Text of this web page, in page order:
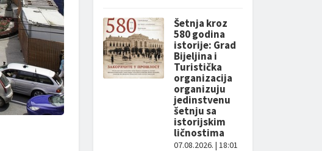
Šetnja kroz
580 godina
istorije: Grad
Bijeljina i
Turistička
organizacija
organizuju
jedinstvenu
šetnju sa
istorijskim
ličnostima
07.08.2026. | 18:01